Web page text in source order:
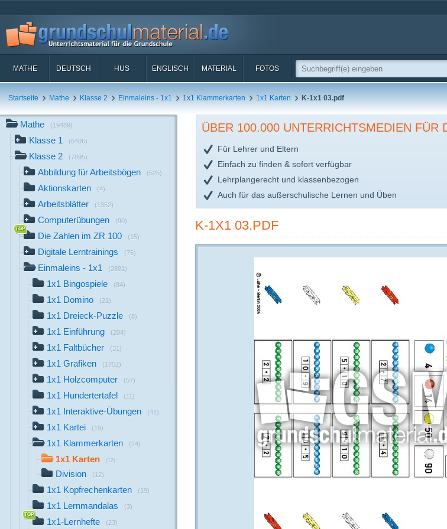
MATHE DEUTSCH HUS ENGLISCH MATERIAL FOTOS
Startseite Mathe Klasse 2 Einmaleins - 1x1 1x1 Klammerkarten 1x1 Karten K-1x1 03.pdf
Mathe (19489)
Klasse 1 (6406)
Klasse 2 (7895)
Abbildung für Arbeitsbögen (525)
Aktionskarten (4)
Arbeitsblätter (1352)
Computerübungen (90)
Die Zahlen im ZR 100 (15)
Digitale Lerntrainings (75)
Einmaleins - 1x1 (2881)
1x1 Bingospiele (84)
1x1 Domino (21)
1x1 Dreieck-Puzzle (8)
1x1 Einführung (204)
1x1 Faltbücher (31)
1x1 Grafiken (1752)
1x1 Holzcomputer (57)
1x1 Hundertertafel (11)
1x1 Interaktive-Übungen (41)
1x1 Kartei (19)
1x1 Klammerkarten (24)
1x1 Karten (12)
Division (12)
1x1 Kopfrechenkarten (19)
1x1 Lernmandalas (3)
1x1-Lernhefte (23)
ÜBER 100.000 UNTERRICHTSMEDIEN FÜR
Für Lehrer und Eltern
Einfach zu finden & sofort verfügbar
Lehrplangerecht und klassenbezogen
Auch für das außerschulische Lernen und Üben
K-1X1 03.PDF